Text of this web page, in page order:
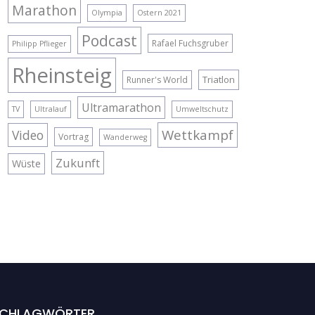
Marathon Olympia Ostern 2021
Philipp Pflieger Podcast Rafael Fuchsgruber
Rheinsteig Runner's World Triatlon
TV Ultralauf Ultramarathon Umweltschutz
Video Vortrag Wanderweg Wettkampf
Wüste Zukunft